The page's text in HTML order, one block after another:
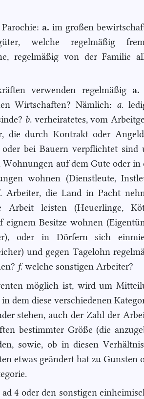
a. im großen
welche regelmäßig
regelmäßig von der Familie
verwenden regelmäßig a.
Wirtschaften? Nämlich: a.
b. verheiratetes, vom
die durch Kontrakt oder
bei Bauern verpflichtet sind
auf dem Gute oder in
wohnen (Dienstleute,
. Arbeiter, die Land in Pacht
leisten (Heuerlinge,
eignem Besitze wohnen
oder in Dörfern sich
und gegen Tagelohn
f. welche sonstigen Arbeiter?
möglich ist, wird um
dem diese verschiedenen
stehen, auch der Zahl der
bestimmter Größe (die
sowie, ob in diesen
etwas geändert hat zu Gunsten
4 oder den sonstigen